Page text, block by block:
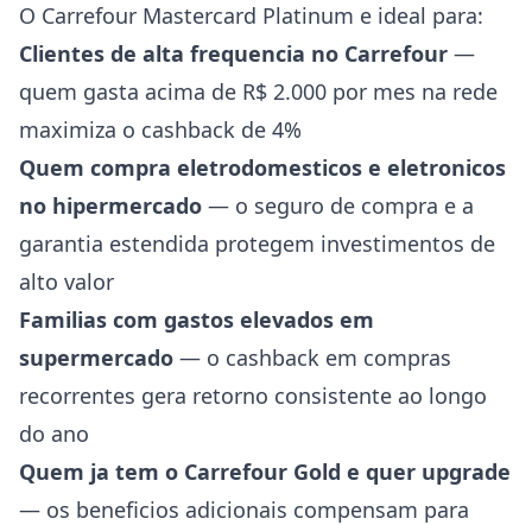
O Carrefour Mastercard Platinum e ideal para:
Clientes de alta frequencia no Carrefour —
quem gasta acima de R$ 2.000 por mes na rede
maximiza o cashback de 4%
Quem compra eletrodomesticos e eletronicos
no hipermercado — o seguro de compra e a
garantia estendida protegem investimentos de
alto valor
Familias com gastos elevados em
supermercado — o cashback em compras
recorrentes gera retorno consistente ao longo
do ano
Quem ja tem o Carrefour Gold e quer upgrade
— os beneficios adicionais compensam para